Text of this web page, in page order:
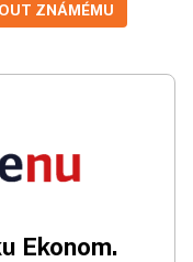
ZNÁMÉMU
Ekonom.